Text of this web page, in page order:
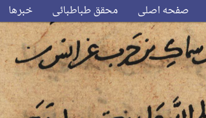
صفحه اصلی محقق طباطبائی خبرها